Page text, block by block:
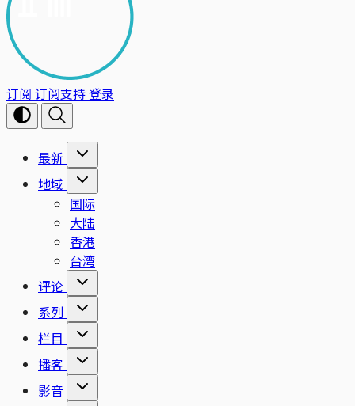
订阅 订阅支持登录
最新
地域
国际
大陆
香港
台湾
评论
系列
栏目
播客
影音